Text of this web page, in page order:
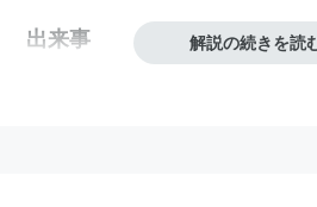
出来事 解説の続きを読